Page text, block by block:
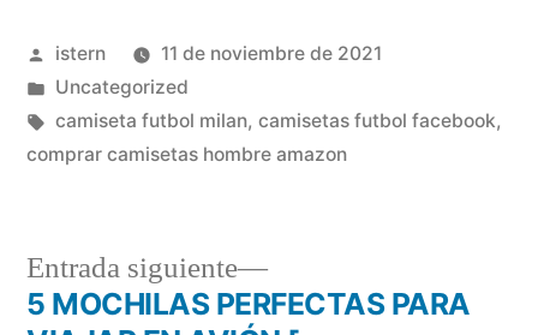
Publicado
por
istern
11 de noviembre de 2021
Publicado
en
Uncategorized
Etiquetas:
camiseta futbol milan, camisetas futbol facebook,
comprar camisetas hombre amazon
Entrada siguiente
Entrada
siguiente:
5 MOCHILAS PERFECTAS PARA